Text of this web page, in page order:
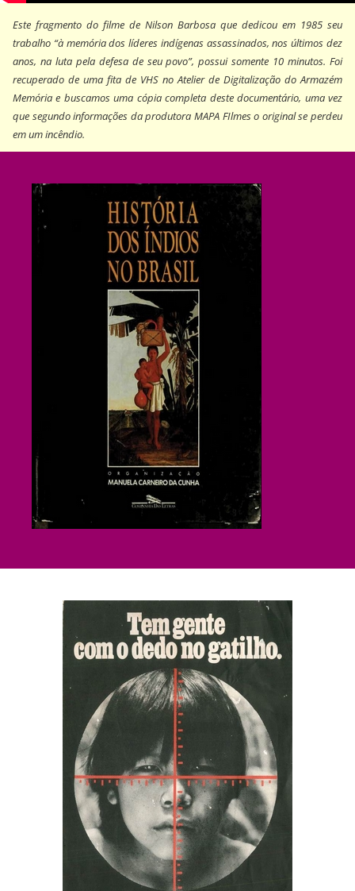
Este fragmento do filme de Nilson Barbosa que dedicou em 1985 seu
trabalho “à memória dos líderes indígenas assassinados, nos últimos dez
anos, na luta pela defesa de seu povo”, possui somente 10 minutos. Foi
recuperado de uma fita de VHS no Atelier de Digitalização do Armazém
Memória e buscamos uma cópia completa deste documentário, uma vez
que segundo informações da produtora MAPA FIlmes o original se perdeu
em um incêndio.